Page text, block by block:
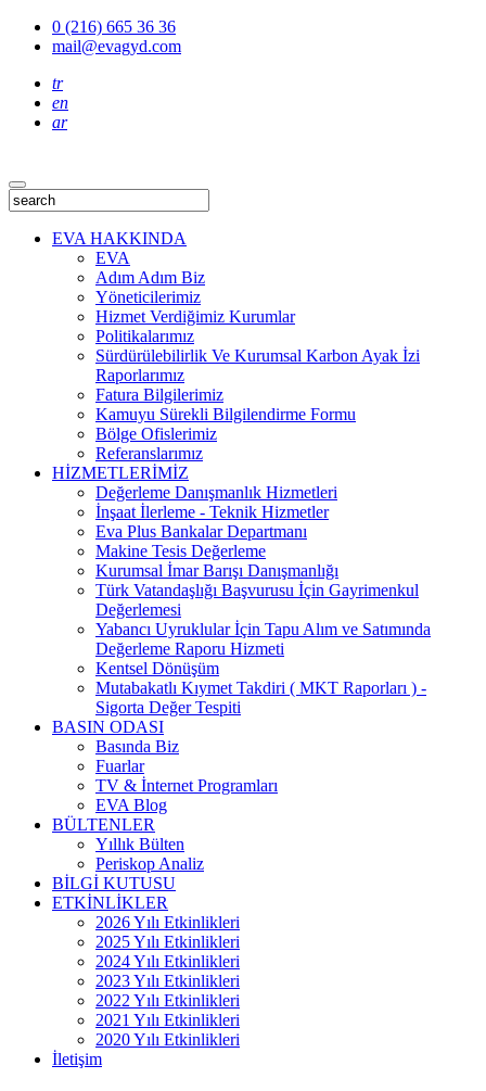
0 (216) 665 36 36
mail@evagyd.com
tr
en
ar
EVA HAKKINDA
EVA
Adım Adım Biz
Yöneticilerimiz
Hizmet Verdiğimiz Kurumlar
Politikalarımız
Sürdürülebilirlik Ve Kurumsal Karbon Ayak İzi
Raporlarımız
Fatura Bilgilerimiz
Kamuyu Sürekli Bilgilendirme Formu
Bölge Ofislerimiz
Referanslarımız
HİZMETLERİMİZ
Değerleme Danışmanlık Hizmetleri
İnşaat İlerleme - Teknik Hizmetler
Eva Plus Bankalar Departmanı
Makine Tesis Değerleme
Kurumsal İmar Barışı Danışmanlığı
Türk Vatandaşlığı Başvurusu İçin Gayrimenkul
Değerlemesi
Yabancı Uyruklular İçin Tapu Alım ve Satımında
Değerleme Raporu Hizmeti
Kentsel Dönüşüm
Mutabakatlı Kıymet Takdiri ( MKT Raporları ) -
Sigorta Değer Tespiti
BASIN ODASI
Basında Biz
Fuarlar
TV & İnternet Programları
EVA Blog
BÜLTENLER
Yıllık Bülten
Periskop Analiz
BİLGİ KUTUSU
ETKİNLİKLER
2026 Yılı Etkinlikleri
2025 Yılı Etkinlikleri
2024 Yılı Etkinlikleri
2023 Yılı Etkinlikleri
2022 Yılı Etkinlikleri
2021 Yılı Etkinlikleri
2020 Yılı Etkinlikleri
İletişim